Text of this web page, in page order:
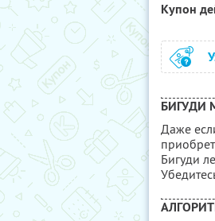
Купон
БИГУДИ
Даже
Бигуди